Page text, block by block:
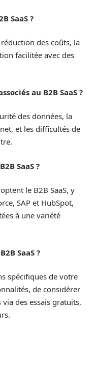
SaaS ?
des coûts, la
facilitée avec des
au B2B SaaS ?
des données, la
et les difficultés de
SaaS ?
le B2B SaaS, y
SAP et HubSpot,
à une variété
SaaS ?
spécifiques de votre
de considérer
des essais gratuits,